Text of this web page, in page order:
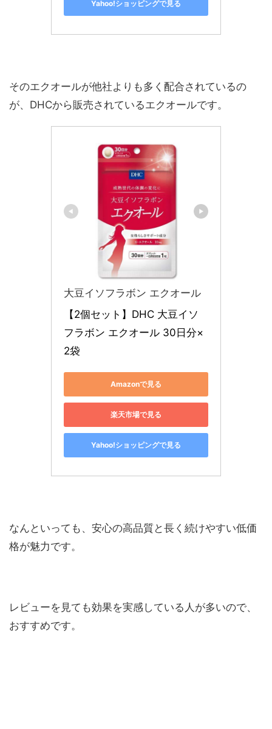
Yahoo!ショッピングで見る
そのエクオールが他社よりも多く配合されているの
が、DHCから販売されているエクオールです。
大豆イソフラボン エクオール
【2個セット】DHC 大豆イソ
フラボン エクオール 30日分×
2袋
Amazonで見る
楽天市場で見る
Yahoo!ショッピングで見る
なんといっても、安心の高品質と長く続けやすい低価
格が魅力です。
レビューを見ても効果を実感している人が多いので、
おすすめです。